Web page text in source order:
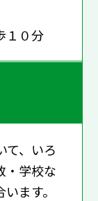
１０分
て、いろ
・学校な
ます。